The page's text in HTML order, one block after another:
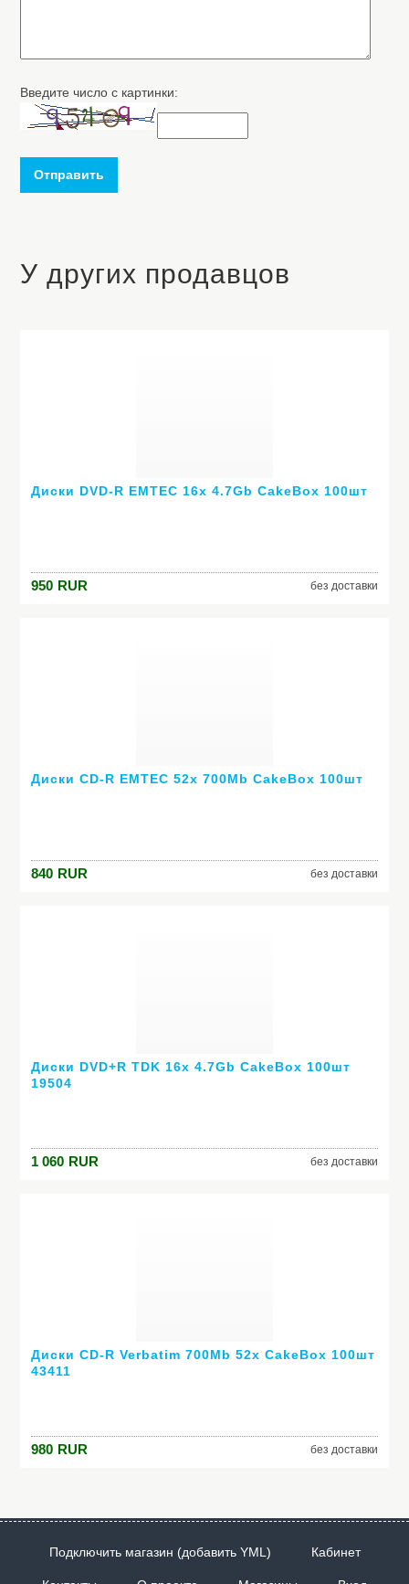
Введите число с картинки:
Отправить
У других продавцов
Диски DVD-R EMTEC 16x 4.7Gb CakeBox 100шт
950 RUR без доставки
Диски CD-R EMTEC 52x 700Mb CakeBox 100шт
840 RUR без доставки
Диски DVD+R TDK 16x 4.7Gb CakeBox 100шт
19504
1 060 RUR без доставки
Диски CD-R Verbatim 700Mb 52x CakeBox 100шт
43411
980 RUR без доставки
Подключить магазин (добавить YML) Кабинет